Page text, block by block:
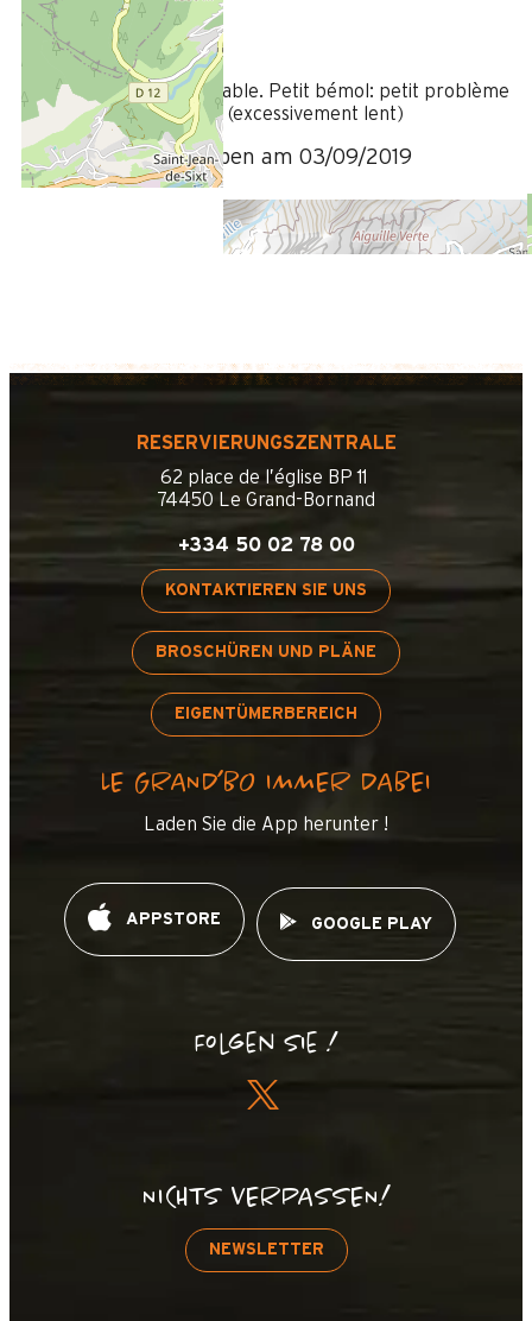
Homme
/ 5
Appartement très agréable. Petit bémol: petit problème
d'écoulement du lavabo (excessivement lent)
Bewertung geschrieben am 03/09/2019
RESERVIERUNGSZENTRALE
62 place de l’église BP 11
74450 Le Grand-Bornand
+334 50 02 78 00
KONTAKTIEREN SIE UNS
BROSCHÜREN UND PLÄNE
EIGENTÜMERBEREICH
LE GRAND’BO IMMER DABEI
Laden Sie die App herunter !
APPSTORE GOOGLE PLAY
Folgen Sie !
NICHTS VERPASSEN!
NEWSLETTER